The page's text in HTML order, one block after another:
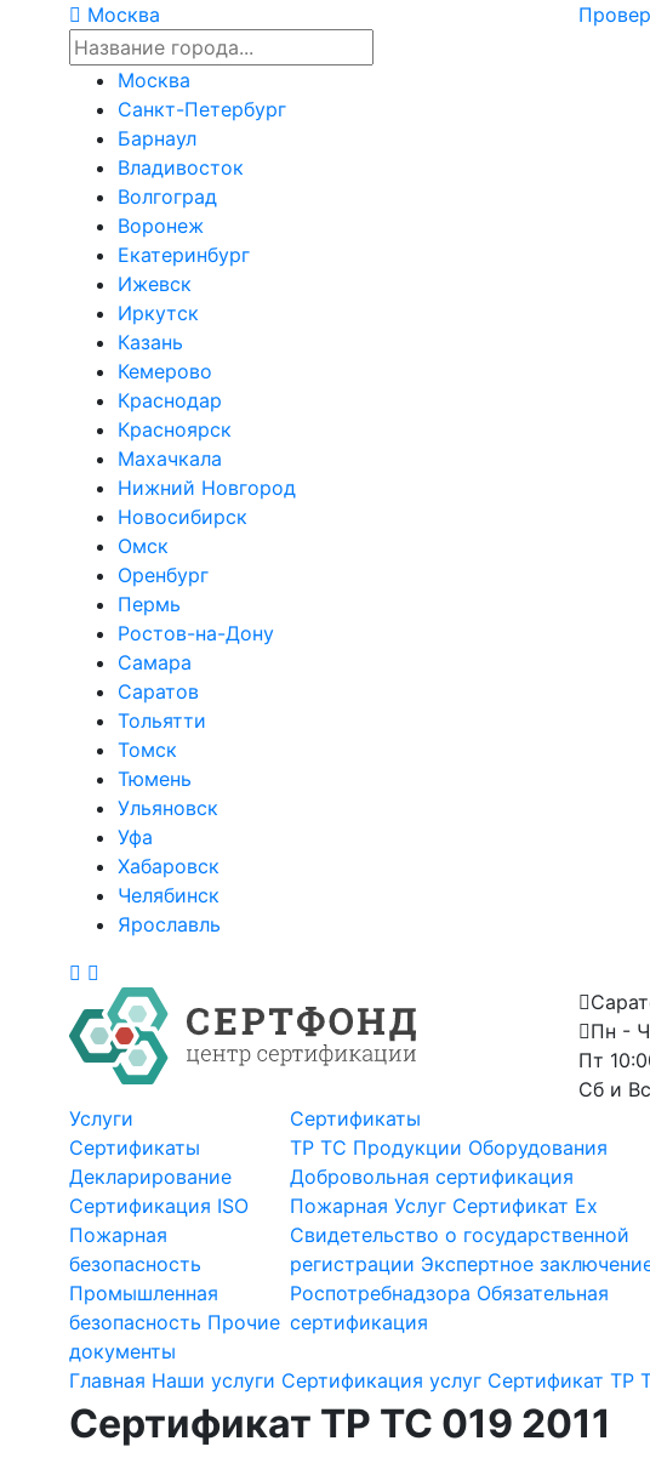
Москва
Москва
Санкт-Петербург
Барнаул
Владивосток
Волгоград
Воронеж
Екатеринбург
Ижевск
Иркутск
Казань
Кемерово
Краснодар
Красноярск
Махачкала
Нижний Новгород
Новосибирск
Омск
Оренбург
Пермь
Ростов-на-Дону
Самара
Саратов
Тольятти
Томск
Тюмень
Ульяновск
Уфа
Хабаровск
Челябинск
Ярославль
Пн -
Пт
Сб и
Услуги
Сертификаты
Декларирование
Сертификация ISO
Пожарная
безопасность
Промышленная
безопасность Прочие
документы
Сертификаты
ТР ТС Продукции Оборудования
Добровольная сертификация
Пожарная Услуг Сертификат Ex
Свидетельство о государственной
регистрации Экспертное
Роспотребнадзора Обязательная
сертификация
Главная Наши услуги Сертификация услуг Сертификат ТР
Сертификат ТР ТС 019 2011